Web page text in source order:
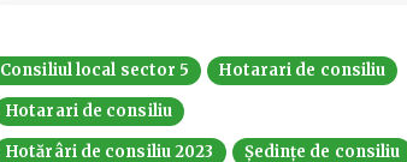
Consiliul local sector 5
Hotarari de consiliu
Hotarari de consiliu
Hotărâri de consiliu 2023
Ședințe de consiliu